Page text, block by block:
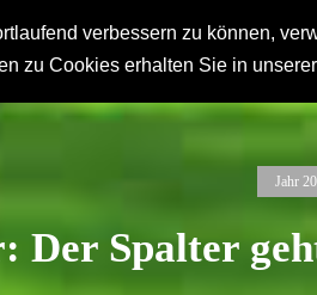
verbessern zu können,
zu Cookies erhalten Sie in unserer
Orientierungen
Jahr
Der Spalter